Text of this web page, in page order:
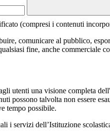
(compresi i contenuti
comunicare al pubblico,
fine, anche commerciale
utenti una visione completa
possono talvolta non essere
tempo possibile.
i servizi dell’Istituzione